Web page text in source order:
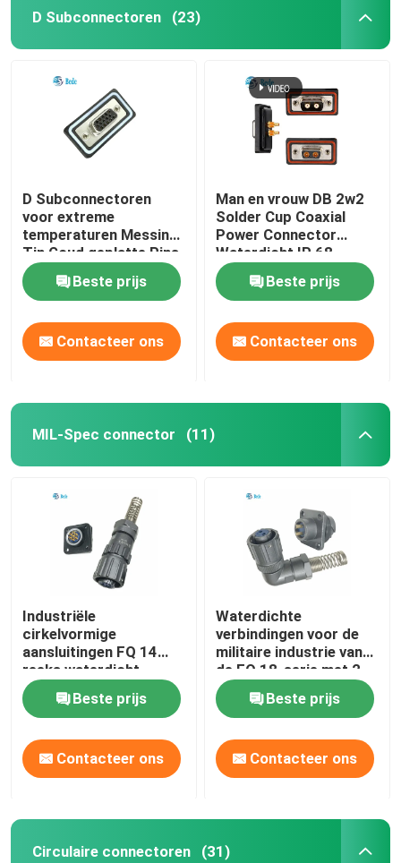
D Subconnectoren (23)
D Subconnectoren
voor extreme
temperaturen Messing
Tin Goud geplatte Pins
IP68 Waterdicht -55°C
tot 125°CBeste prijs
Contacteer ons
Man en vrouw DB 2w2
Solder Cup Coaxial
Power Connector
Waterdicht IP 68
Beste prijs
Contacteer ons
MIL-Spec connector (11)
Industriële
cirkelvormige
aansluitingen FQ 14
reeks waterdicht
Militaire industrie
Beste prijs
Contacteer ons
Waterdichte
verbindingen voor de
militaire industrie van
de FQ 18-serie met 2
tot 7 en 12 pinen
Beste prijs
Contacteer ons
Circulaire connectoren (31)